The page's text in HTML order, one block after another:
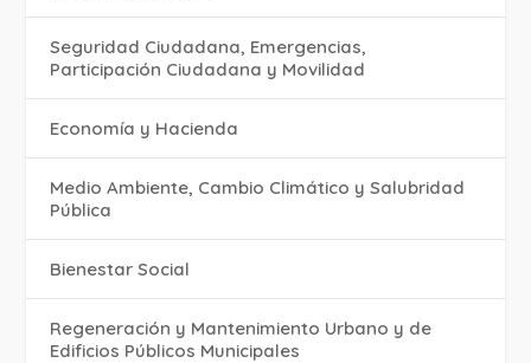
Seguridad Ciudadana, Emergencias,
Participación Ciudadana y Movilidad
Economía y Hacienda
Medio Ambiente, Cambio Climático y Salubridad
Pública
Bienestar Social
Regeneración y Mantenimiento Urbano y de
Edificios Públicos Municipales